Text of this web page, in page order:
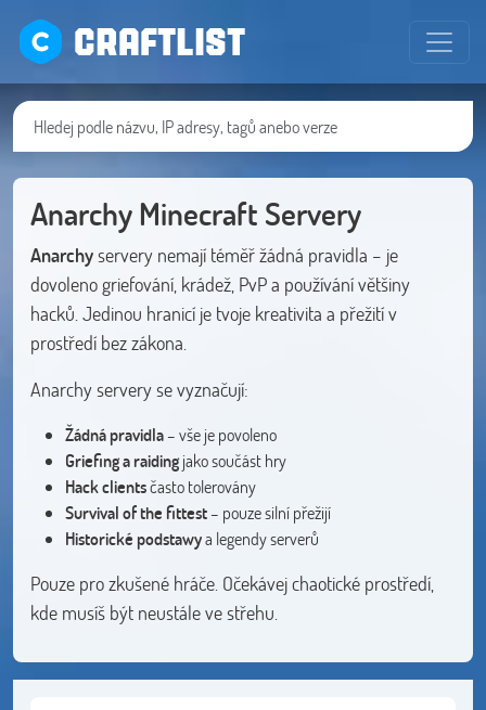
CRAFTLIST
Anarchy Minecraft Servery
Anarchyservery nemají téměř žádná pravidla – je
dovoleno griefování, krádež, PvP a používání většiny
hacků. Jedinou hranicí je tvoje kreativita a přežití v
prostředí bez zákona.
Anarchy servery se vyznačují:
Žádná pravidla– vše je povoleno
Griefing a raidingjako součást hry
Hack clientsčasto tolerovány
Survival of the fittest– pouze silní přežijí
Historické podstawya legendy serverů
Pouze pro zkušené hráče. Očekávej chaotické prostředí,
kde musíš být neustále ve střehu.